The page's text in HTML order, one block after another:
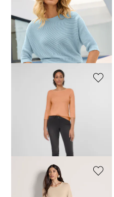
MADELEINE
Trui
69,00 €139,95 €
Laagste prijs van de afgelopen 30
dagen**: 89,00 € (-22%)
Kasjmier trui met boothals
189,95 €
Laagste prijs van de afgelopen 30
dagen**: 99,00 €
(-10%)
MADELEINE